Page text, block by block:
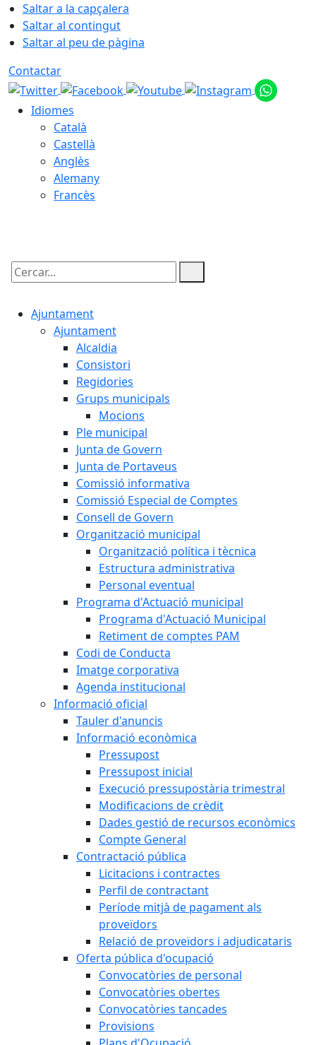
Saltar a la capçalera
Saltar al contingut
Saltar al peu de pàgina
Contactar
Idiomes
Català
Castellà
Anglès
Alemany
Francès
Cercar:
Ajuntament
Ajuntament
Alcaldia
Consistori
Regidories
Grups municipals
Mocions
Ple municipal
Junta de Govern
Junta de Portaveus
Comissió informativa
Comissió Especial de Comptes
Consell de Govern
Organització municipal
Organització política i tècnica
Estructura administrativa
Personal eventual
Programa d'Actuació municipal
Programa d'Actuació Municipal
Retiment de comptes PAM
Codi de Conducta
Imatge corporativa
Agenda institucional
Informació oficial
Tauler d'anuncis
Informació econòmica
Pressupost
Pressupost inicial
Execució pressupostària trimestral
Modificacions de crèdit
Dades gestió de recursos econòmics
Compte General
Contractació pública
Licitacions i contractes
Perfil de contractant
Període mitjà de pagament als
proveïdors
Relació de proveïdors i adjudicataris
Oferta pública d'ocupació
Convocatòries de personal
Convocatòries obertes
Convocatòries tancades
Provisions